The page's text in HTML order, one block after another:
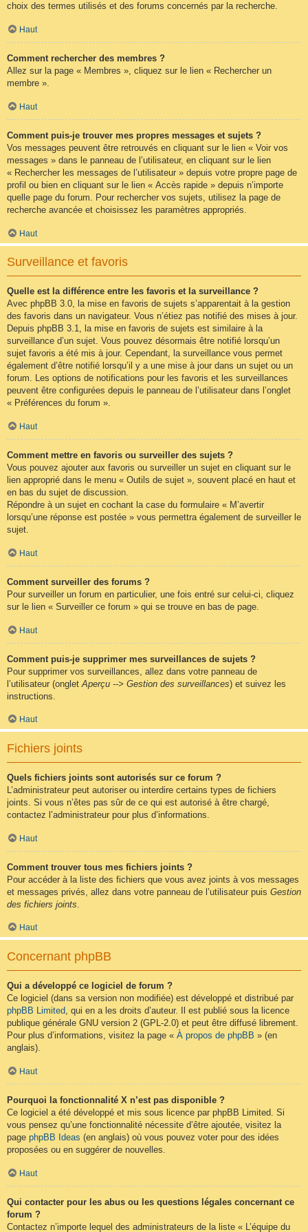
choix des termes utilisés et des forums concernés par la recherche.
Haut
Comment rechercher des membres ?
Allez sur la page « Membres », cliquez sur le lien « Rechercher un
membre ».
Haut
Comment puis-je trouver mes propres messages et sujets ?
Vos messages peuvent être retrouvés en cliquant sur le lien « Voir vos
messages » dans le panneau de l’utilisateur, en cliquant sur le lien
« Rechercher les messages de l’utilisateur » depuis votre propre page de
profil ou bien en cliquant sur le lien « Accès rapide » depuis n’importe
quelle page du forum. Pour rechercher vos sujets, utilisez la page de
recherche avancée et choisissez les paramètres appropriés.
Haut
Surveillance et favoris
Quelle est la différence entre les favoris et la surveillance ?
Avec phpBB 3.0, la mise en favoris de sujets s’apparentait à la gestion
des favoris dans un navigateur. Vous n’étiez pas notifié des mises à jour.
Depuis phpBB 3.1, la mise en favoris de sujets est similaire à la
surveillance d’un sujet. Vous pouvez désormais être notifié lorsqu’un
sujet favoris a été mis à jour. Cependant, la surveillance vous permet
également d’être notifié lorsqu’il y a une mise à jour dans un sujet ou un
forum. Les options de notifications pour les favoris et les surveillances
peuvent être configurées depuis le panneau de l’utilisateur dans l’onglet
« Préférences du forum ».
Haut
Comment mettre en favoris ou surveiller des sujets ?
Vous pouvez ajouter aux favoris ou surveiller un sujet en cliquant sur le
lien approprié dans le menu « Outils de sujet », souvent placé en haut et
en bas du sujet de discussion.
Répondre à un sujet en cochant la case du formulaire « M’avertir
lorsqu’une réponse est postée » vous permettra également de surveiller le
sujet.
Haut
Comment surveiller des forums ?
Pour surveiller un forum en particulier, une fois entré sur celui-ci, cliquez
sur le lien « Surveiller ce forum » qui se trouve en bas de page.
Haut
Comment puis-je supprimer mes surveillances de sujets ?
Pour supprimer vos surveillances, allez dans votre panneau de
l’utilisateur (onglet Aperçu --> Gestion des surveillances) et suivez les
instructions.
Haut
Fichiers joints
Quels fichiers joints sont autorisés sur ce forum ?
L’administrateur peut autoriser ou interdire certains types de fichiers
joints. Si vous n’êtes pas sûr de ce qui est autorisé à être chargé,
contactez l’administrateur pour plus d’informations.
Haut
Comment trouver tous mes fichiers joints ?
Pour accéder à la liste des fichiers que vous avez joints à vos messages
et messages privés, allez dans votre panneau de l’utilisateur puis Gestion
des fichiers joints
Haut
Concernant phpBB
Qui a développé ce logiciel de forum ?
Ce logiciel (dans sa version non modifiée) est développé et distribué par
phpBB Limited, qui en a les droits d’auteur. Il est publié sous la licence
publique générale GNU version 2 (GPL-2.0) et peut être diffusé librement.
Pour plus d’informations, visitez la page « À propos de phpBB » (en
anglais).
Haut
Pourquoi la fonctionnalité X n’est pas disponible ?
Ce logiciel a été développé et mis sous licence par phpBB Limited. Si
vous pensez qu’une fonctionnalité nécessite d’être ajoutée, visitez la
page phpBB Ideas (en anglais) où vous pouvez voter pour des idées
proposées ou en suggérer de nouvelles.
Haut
Qui contacter pour les abus ou les questions légales concernant ce
forum ?
Contactez n’importe lequel des administrateurs de la liste « L’équipe du